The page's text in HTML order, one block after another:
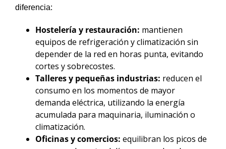
diferencia:
Hostelería y restauración: mantienen
equipos de refrigeración y climatización sin
depender de la red en horas punta, evitando
cortes y sobrecostes.
Talleres y pequeñas industrias: reducen el
consumo en los momentos de mayor
demanda eléctrica, utilizando la energía
acumulada para maquinaria, iluminación o
climatización.
Oficinas y comercios: equilibran los picos de